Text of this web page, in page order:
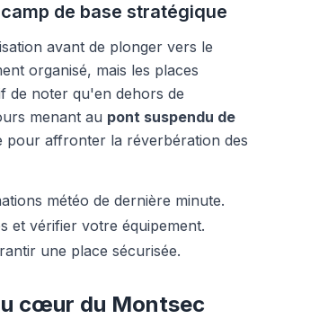
de base stratégique
avant de plonger vers le
organisé, mais les places
de noter qu'en dehors de
menant au pont suspendu de
pour affronter la réverbération des
météo de dernière minute.
et vérifier votre équipement.
une place sécurisée.
cœur du Montsec